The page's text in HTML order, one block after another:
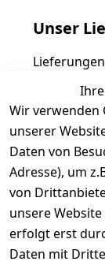
Jobs
AGB
Unser
Wir verwenden
unserer
Daten von
Adresse), um
von
unsere
erfolgt erst
Daten mit